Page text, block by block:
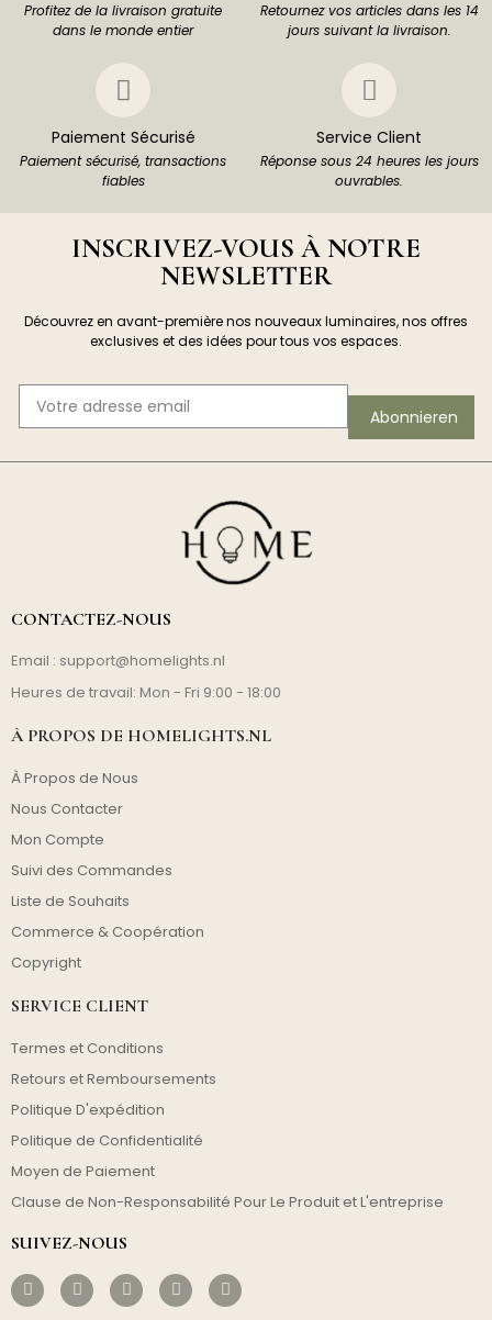
Profitez de la livraison gratuite
dans le monde entier
Retournez vos articles dans les 14
jours suivant la livraison.
Paiement Sécurisé
Paiement sécurisé, transactions
fiables
Service Client
Réponse sous 24 heures les jours
ouvrables.
INSCRIVEZ-VOUS À NOTRE
NEWSLETTER
Découvrez en avant-première nos nouveaux luminaires, nos offres
exclusives et des idées pour tous vos espaces.
Abonnieren
CONTACTEZ-NOUS
Email : support@homelights.nl
Heures de travail: Mon - Fri 9:00 - 18:00
À PROPOS DE HOMELIGHTS.NL
À Propos de Nous
Nous Contacter
Mon Compte
Suivi des Commandes
Liste de Souhaits
Commerce & Coopération
Copyright
SERVICE CLIENT
Termes et Conditions
Retours et Remboursements
Politique D'expédition
Politique de Confidentialité
Moyen de Paiement
Clause de Non-Responsabilité Pour Le Produit et L'entreprise
SUIVEZ-NOUS